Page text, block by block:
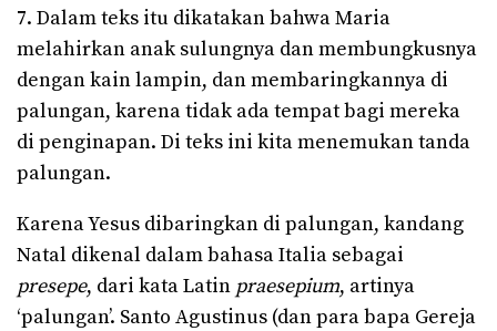
7. Dalam teks itu dikatakan bahwa Maria
melahirkan anak sulungnya dan membungkusnya
dengan kain lampin, dan membaringkannya di
palungan, karena tidak ada tempat bagi mereka
di penginapan. Di teks ini kita menemukan tanda
palungan.
Karena Yesus dibaringkan di palungan, kandang
Natal dikenal dalam bahasa Italia sebagai
presepe, dari kata Latin praesepium, artinya
‘palungan’. Santo Agustinus (dan para bapa Gereja